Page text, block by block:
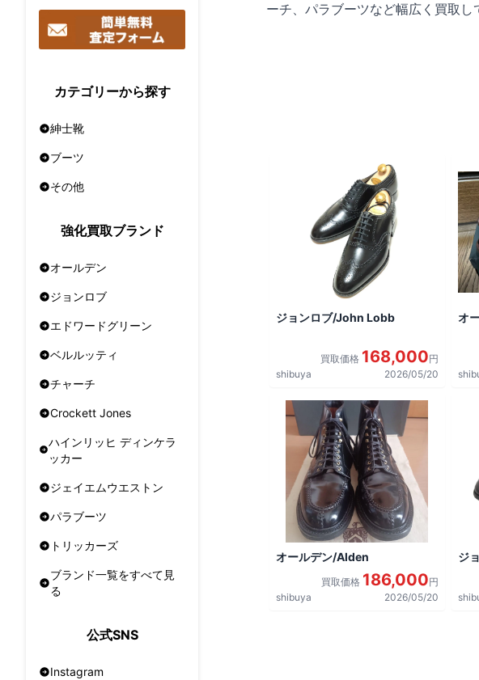
カテゴリーから探す
紳士靴
ブーツ
その他
強化買取ブランド
オールデン
ジョンロブ
エドワードグリーン
ベルルッティ
チャーチ
Crockett Jones
ハインリッヒ ディンケラ
ッカー
ジェイエムウエストン
パラブーツ
トリッカーズ
ブランド一覧をすべて見
る
公式SNS
Instagram
ーチ、パラブーツなど幅広く買取
ジョンロブ/John Lobb
買取価格 168,000円
shibuya
2026/05/20
オ
オールデン/Alden
買取価格 186,000円
shibuya
2026/05/20
ジ